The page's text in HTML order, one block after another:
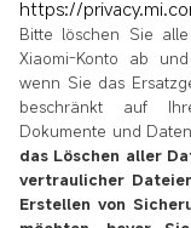
https://
Bitte löschen Sie
Xiaomi-Konto ab
wenn Sie das
beschränkt auf
Dokumente und
das Löschen aller
vertraulicher
Erstellen von